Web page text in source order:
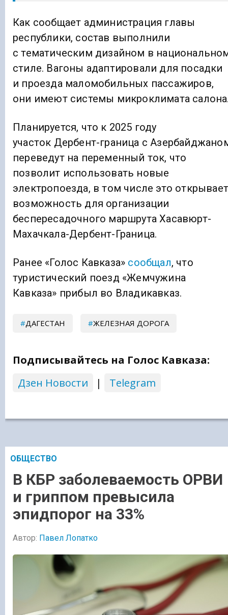
Как сообщает администрация главы
республики, состав выполнили
с тематическим дизайном в
стиле. Вагоны адаптировали для посадки
и проезда маломобильных пассажиров,
они имеют системы микроклимата
Планируется, что к 2025 году
участок Дербент-граница с
переведут на переменный ток, что
позволит использовать новые
электропоезда, в том числе это
возможность для организации
беспересадочного маршрута Хасавюрт-
Махачкала-Дербент-Граница.
Ранее «Голос Кавказа» сообщал, что
туристический поезд «Жемчужина
Кавказа» прибыл во Владикавказ.
ДАГЕСТАН ЖЕЛЕЗНАЯ ДОРОГА
Подписывайтесь на Голос Кавказа:
Дзен Новости
| Telegram
ОБЩЕСТВО
В КБР заболеваемость ОРВИ
и гриппом превысила
эпидпорог на 33%
Автор: Павел Лопатко